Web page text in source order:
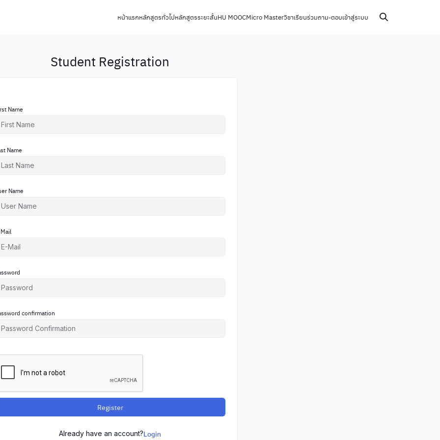
หน้าแรกหลักสูตรทั่วไปหลักสูตรระยะสั้นHU MOOCMicro Masterวิชาเรียนร่วมถาม-ตอบเข้าสู่ระบบ
Student Registration
Name
Name
Name
confirmation
Register
Already have an account?Login